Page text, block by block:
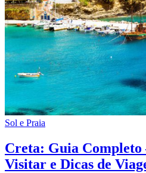
Sol e Praia
Creta: Guia
Visitar e Dicas de